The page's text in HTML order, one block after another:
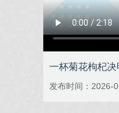
一杯菊花枸杞
发布时间：2026-